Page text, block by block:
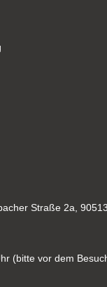
Straße 2a,
(bitte vor dem